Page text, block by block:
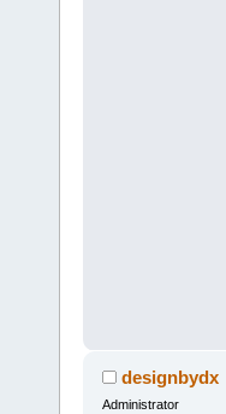
designbydx
Administrator